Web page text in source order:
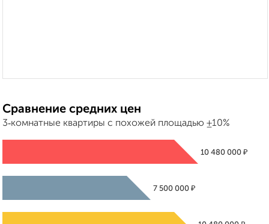
Сравнение средних цен
3‑комнатные квартиры с похожей площадью ±10%
10 480 000 ₽
7 500 000 ₽